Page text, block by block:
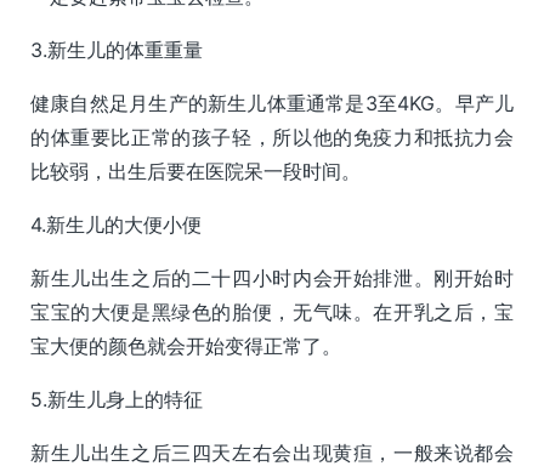
3.新生儿的体重重量
健康自然足月生产的新生儿体重通常是3至4KG。早产儿
的体重要比正常的孩子轻，所以他的免疫力和抵抗力会
比较弱，出生后要在医院呆一段时间。
4.新生儿的大便小便
新生儿出生之后的二十四小时内会开始排泄。刚开始时
宝宝的大便是黑绿色的胎便，无气味。在开乳之后，宝
宝大便的颜色就会开始变得正常了。
5.新生儿身上的特征
新生儿出生之后三四天左右会出现黄疸，一般来说都会